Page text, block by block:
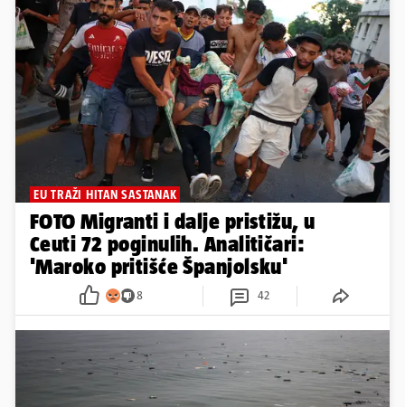
EU TRAŽI HITAN SASTANAK
FOTO Migranti i dalje pristižu, u
Ceuti 72 poginulih. Analitičari:
'Maroko pritišće Španjolsku'
8 42